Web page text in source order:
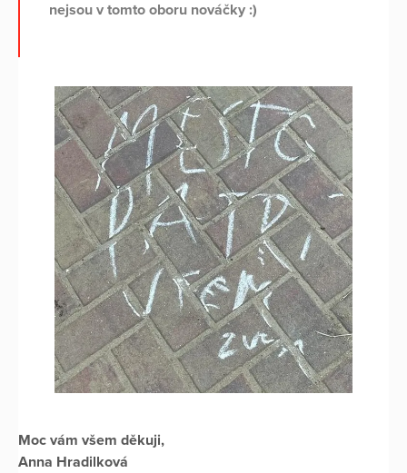
nejsou v tomto oboru nováčky :)
Moc vám všem děkuji,
Anna Hradilková